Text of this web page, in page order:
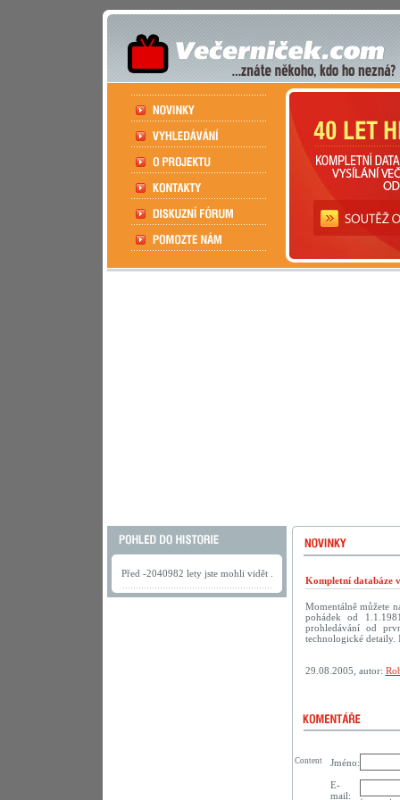
Před -2040982 lety jste mohli vidět .
Kompletní databáze
Momentálně můžete
pohádek od
prohledávání od
technologické detaily.
29.08.2005, autor:
Jméno:
E-
mail:
Content